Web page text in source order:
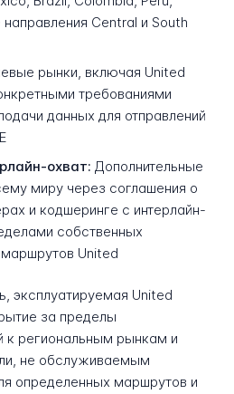
Central и South
рынки, включая United
требованиями
данных для отправлений
охват: Дополнительные
миру через соглашения о
и кодшеринге с интерлайн-
собственных
United
эксплуатируемая United
за пределы
к региональным рынкам и
не обслуживаемым
определенных маршрутов и